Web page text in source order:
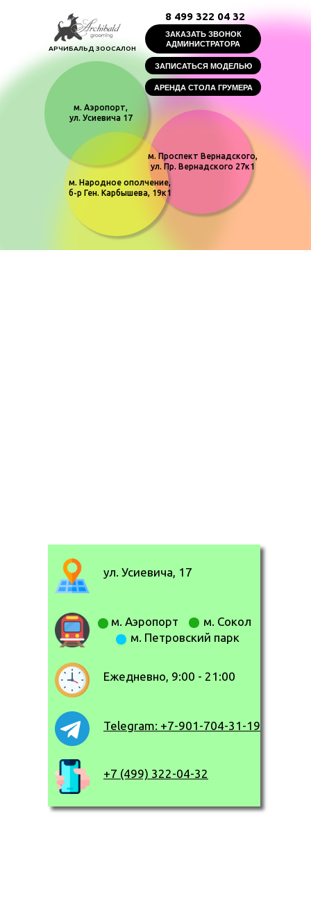
АРЧИБАЛЬД ЗООСАЛОН
ЗАКАЗАТЬ ЗВОНОК
АДМИНИСТРАТОРА
ЗАПИСАТЬСЯ МОДЕЛЬЮ
8 499 322 04 32
АРЕНДА СТОЛА ГРУМЕРА
м. Народное ополчение,
б-р Ген. Карбышева, 19к1
м. Проспект Вернадского,
ул. Пр. Вернадского 27к1
м. Аэропорт,
ул. Усиевича 17
ул. Усиевича, 17
м. Аэропорт
м. Сокол
м. Петровский парк
Ежедневно, 9:00 - 21:00
Telegram: +7-901-704-31-19
+7 (499) 322-04-32